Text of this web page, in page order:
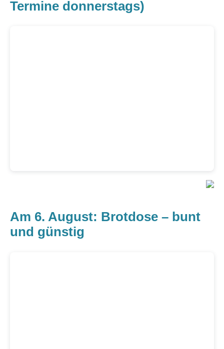
Termine donnerstags)
Am 6. August: Brotdose – bunt
und günstig